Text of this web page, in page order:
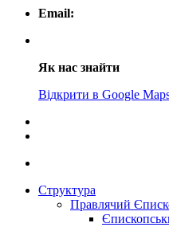
Email:
Як нас знайти
Відкрити в Google
Структура
Правлячий